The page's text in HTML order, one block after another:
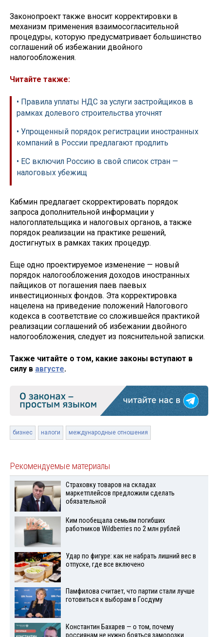
Законопроект также вносит корректировки в
механизм применения взаимосогласительной
процедуры, которую предусматривает большинство
соглашений об избежании двойного
налогообложения.
Читайте также:
• Правила уплаты НДС за услуги застройщиков в
рамках долевого строительства уточнят
• Упрощенный порядок регистрации иностранных
компаний в России предлагают продлить
• ЕС включил Россию в свой список стран —
налоговых убежищ
Кабмин предлагает скорректировать порядок
запроса дополнительной информации у
налогоплательщика и налоговых органов, а также
порядок реализации на практике решений,
достигнутых в рамках таких процедур.
Еще одно проектируемое изменение — новый
порядок налогообложения доходов иностранных
пайщиков от погашения паев паевых
инвестиционных фондов. Эта корректировка
нацелена на приведение положений Налогового
кодекса в соответствие со сложившейся практикой
реализации соглашений об избежании двойного
налогообложения, следует из пояснительной записки.
Также читайте о том, какие законы вступают в
силу в августе.
бизнес налоги международные отношения
Рекомендуемые материалы
Страховку товаров на складах
маркетплейсов предложили сделать
обязательной
Ким пообещала семьям погибших
работников Wildberries по 2 млн рублей
Удар по фигуре: как не набрать лишний вес в
отпуске, где все включено
Памфилова считает, что партии стали лучше
готовиться к выборам в Госдуму
Константин Бахарев — о том, почему